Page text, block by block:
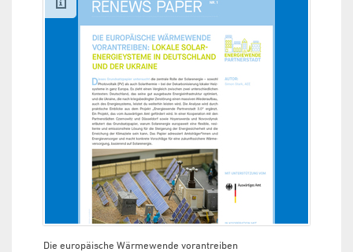
Die europäische Wärmewende vorantreiben